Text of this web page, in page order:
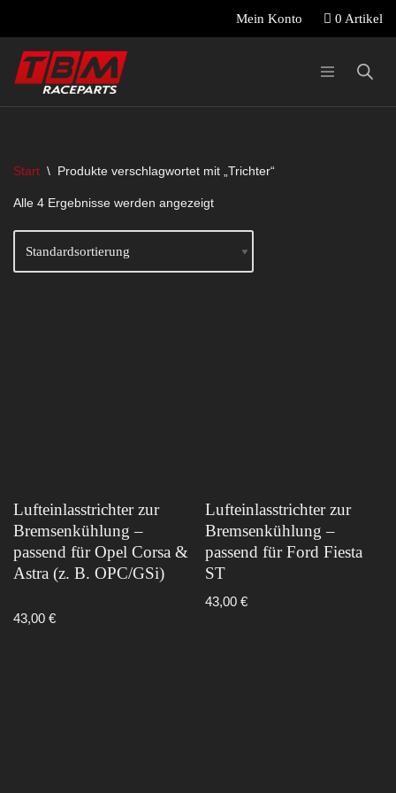
Zum
Inhalt
springen
Mein Konto 0 Artikel
Start \ Produkte verschlagwortet mit „Trichter“
Alle 4 Ergebnisse werden angezeigt
Lufteinlasstrichter zur
Bremsenkühlung –
passend für Opel Corsa &
Astra (z. B. OPC/GSi)
Bewertet mit
5.00
43,00 €
Lufteinlasstrichter zur
Bremsenkühlung –
passend für Ford Fiesta
ST
43,00€